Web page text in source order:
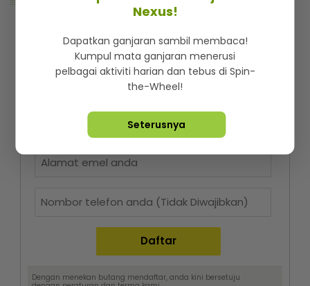
Nak cari cerita best dan trending setiap hari?
Langgan berita mStar! Percuma je!
Dengan menekan butang mendaftar, anda kini bersetuju
Nexus!
Dapatkan ganjaran sambil membaca!
Kumpul mata ganjaran menerusi
pelbagai aktiviti harian dan tebus di Spin-
the-Wheel!
Seterusnya